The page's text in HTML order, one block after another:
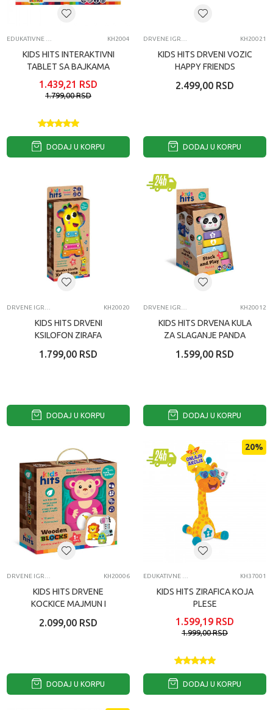
KH2004
KIDS HITS INTERAKTIVNI
TABLET SA BAJKAMA
1.439,21 RSD
1.799,00RSD
DODAJ U KORPU
KH20021
KIDS HITS DRVENI VOZIC
HAPPY FRIENDS
2.499,00 RSD
DODAJ U KORPU
KH20020
KIDS HITS DRVENI
KSILOFON ZIRAFA
1.799,00 RSD
DODAJ U KORPU
KH20012
KIDS HITS DRVENA KULA
ZA SLAGANJE PANDA
1.599,00 RSD
DODAJ U KORPU
KH20006
KIDS HITS DRVENE
KOCKICE MAJMUN I
2.099,00 RSD
DODAJ U KORPU
20%
KH37001
KIDS HITS ZIRAFICA KOJA
PLESE
1.599,19 RSD
1.999,00RSD
DODAJ U KORPU